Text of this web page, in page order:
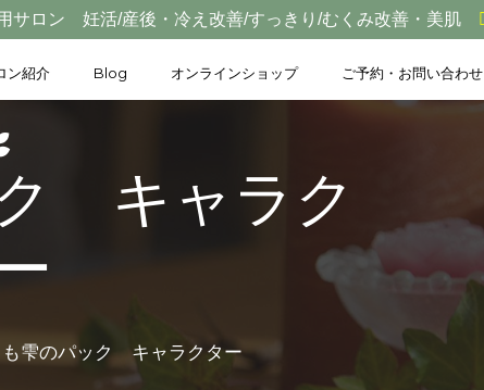
サロン 妊活/産後・冷え改善/すっきり/むくみ改善・美肌
ン紹介 Blog オンラインショップ ご予約・お問い合わせ
キャラク
も雫のパック キャラクター